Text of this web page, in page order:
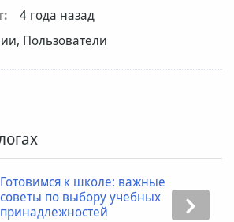
4 года назад
Пользователи
Готовимся к школе: важные
советы по выбору учебных
принадлежностей